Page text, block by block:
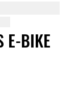
E-BIKE